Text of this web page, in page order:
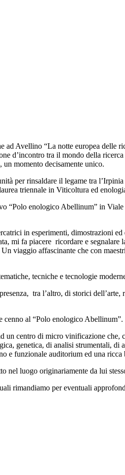
Avellino “La notte europea delle
d’incontro tra il mondo della
momento decisamente unico.
per rinsaldare il legame tra
triennale in Viticoltura ed
“Polo enologico Abellinum” in
in esperimenti, dimostrazioni ed
mi fa piacere ricordare e segnalare
viaggio affascinante che con
tecniche e tecnologie
tra l’altro, di storici
cenno al “Polo enologico Abellinum”.
un centro di micro vinificazione
genetica, di analisi strumentali,
e funzionale auditorium ed una ricca
nel luogo originariamente da lui
rimandiamo per eventuali